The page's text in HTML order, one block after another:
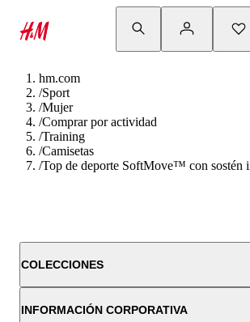
hm.com
/Sport
/Mujer
/Comprar por actividad
/Training
/Camisetas
/Top de deporte SoftMove™ con sostén
COLECCIONES
INFORMACIÓN CORPORATIVA